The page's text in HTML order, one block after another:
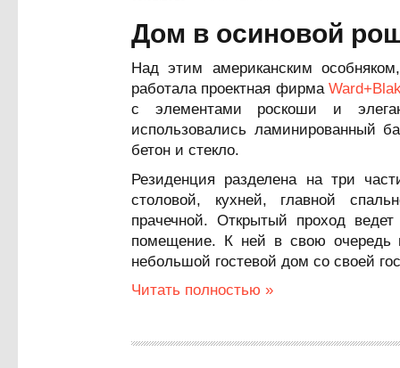
Дом в осиновой
Над этим американским
работала проектная фирма
с элементами роскоши и
использовались ламинированный
бетон и стекло.
Резиденция разделена на три
столовой, кухней, главной
прачечной. Открытый проход
помещение. К ней в свою очередь
небольшой гостевой дом со своей
Читать полностью »